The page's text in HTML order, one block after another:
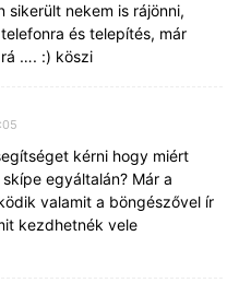
sikerült nekem is rájönni,
és telepítés, már
…. :) köszi
kérni hogy miért
egyáltalán? Már a
valamit a böngészővel ír
kezdhetnék vele